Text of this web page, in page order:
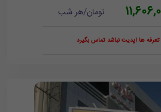
تومان/هر شب
ها آپدیت نباشد تماس بگیرد